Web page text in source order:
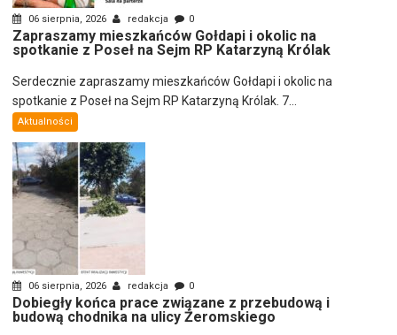
06 sierpnia, 2026 redakcja 0
Zapraszamy mieszkańców Gołdapi i okolic na
spotkanie z Poseł na Sejm RP Katarzyną Królak
Serdecznie zapraszamy mieszkańców Gołdapi i okolic na
spotkanie z Poseł na Sejm RP Katarzyną Królak. 7...
Aktualności
06 sierpnia, 2026 redakcja 0
Dobiegły końca prace związane z przebudową i
budową chodnika na ulicy Żeromskiego